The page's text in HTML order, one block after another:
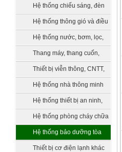
điện, trạm điện
Hệ thống chiếu sáng, đèn
trang tríHệ thống thông gió và điều
hòa không khí
Hệ thống nước, bơm, lọc,
bồn chứa, xử lý nước
Thang máy, thang cuốn,
vận thăngThiết bị viễn thông, CNTT,
truyền hìnhHệ thống nhà thông minh
smarthomeHệ thống thiết bị an ninh,
quản lý tòa nhà
Hệ thống phòng cháy chữa
Hệ thống bảo dưỡng tòa
Thiết bị cơ điện lạnh khác